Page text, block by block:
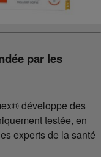
par les
développe des
testée, en
experts de la santé